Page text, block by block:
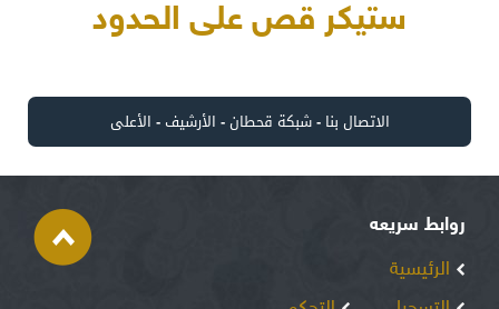
ستيكر قص على الحدود
الاتصال بنا -شبكة قحطان- الأرشيف- الأعلى
روابط سريعه
الرئيسية